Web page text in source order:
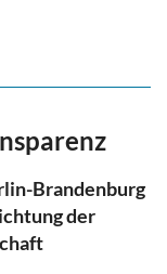
Brandenburg
der